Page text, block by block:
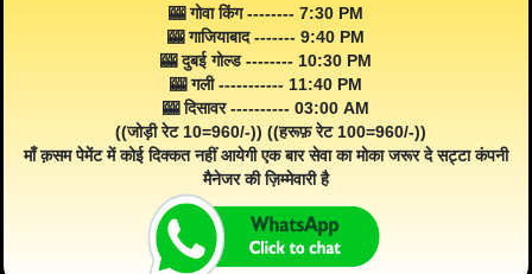
🎰 गोवा किंग -------- 7:30 PM
🎰 गाजियाबाद ------- 9:40 PM
🎰 दुबई गोल्ड -------- 10:30 PM
🎰 गली ----------- 11:40 PM
🎰 दिसावर ---------- 03:00 AM
((जोड़ी रेट 10=960/-)) ((हरूफ़ रेट 100=960/-))
माँ क़सम पेमेंट में कोई दिक्कत नहीं आयेगी एक बार सेवा का मोका जरूर दे सट्टा कंपनी
मैनेजर की ज़िम्मेवारी है